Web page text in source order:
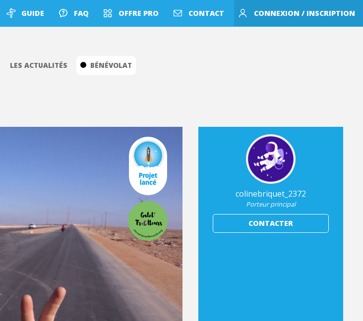
GUIDE FAQ OFFRE PRO CONTACT CONNEXION / INSCRIPTION
LES ACTUALITÉS BÉNÉVOLAT
colinebriquet_2372
Porteur principal
CONTACTER